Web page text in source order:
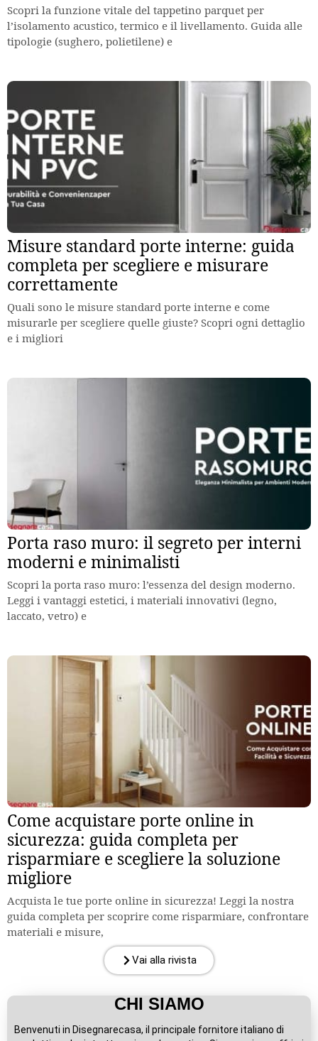
Scopri la funzione vitale del tappetino parquet per
l’isolamento acustico, termico e il livellamento. Guida alle
tipologie (sughero, polietilene) e
Misure standard porte interne: guida
completa per scegliere e misurare
correttamente
Quali sono le misure standard porte interne e come
misurarle per scegliere quelle giuste? Scopri ogni dettaglio
e i migliori
Porta raso muro: il segreto per interni
moderni e minimalisti
Scopri la porta raso muro: l’essenza del design moderno.
Leggi i vantaggi estetici, i materiali innovativi (legno,
laccato, vetro) e
Come acquistare porte online in
sicurezza: guida completa per
risparmiare e scegliere la soluzione
migliore
Acquista le tue porte online in sicurezza! Leggi la nostra
guida completa per scoprire come risparmiare, confrontare
materiali e misure,
Vai alla rivista
CHI SIAMO
Benvenuti in Disegnarecasa, il principale fornitore italiano di